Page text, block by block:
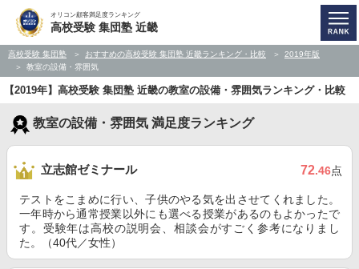
オリコン顧客満足度ランキング
高校受験 集団塾 近畿
高校受験 集団塾 おすすめの高校受験 集団塾 近畿ランキング・比較
2019年版
教室の設備・雰囲気
【2019年】高校受験 集団塾 近畿の教室の設備・雰囲気ランキング・比較
教室の設備・雰囲気 満足度ランキング
立志館ゼミナール 72.46点
テストをこまめに行い、子供のやる気を出させてくれました。
一年時から通常授業以外にも選べる授業があるのもよかったで
す。受験年は高校の説明会、相談会がすごく参考になりまし
た。（40代／女性）